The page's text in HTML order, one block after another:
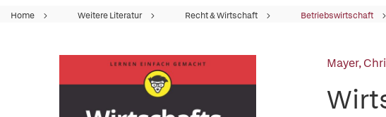
Home Weitere Literatur Recht & Wirtschaft Betriebswirtschaft
Mayer,